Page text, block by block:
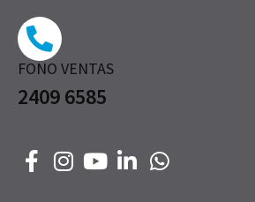
FONO VENTAS
2409 6585